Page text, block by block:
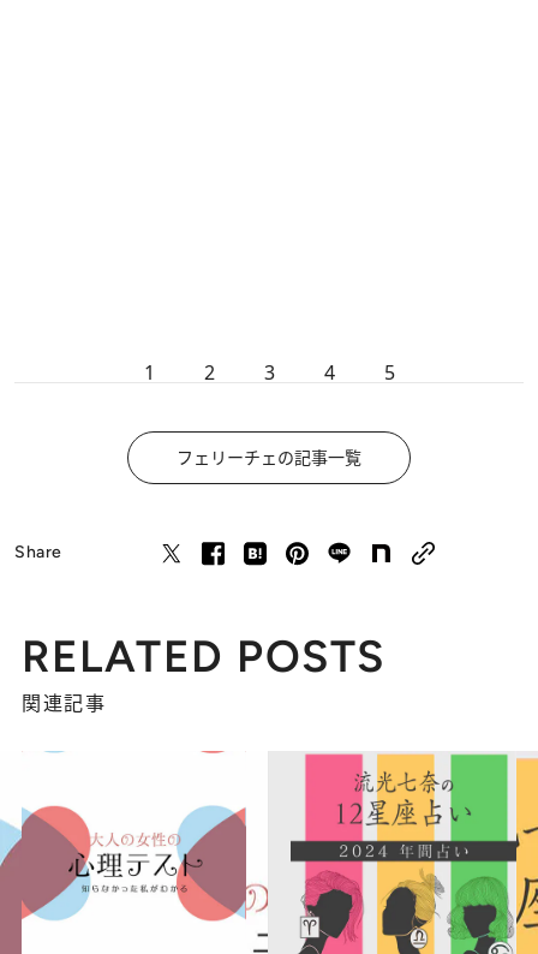
1 2 3 4 5
フェリーチェの記事一覧
Share
RELATED POSTS
関連記事